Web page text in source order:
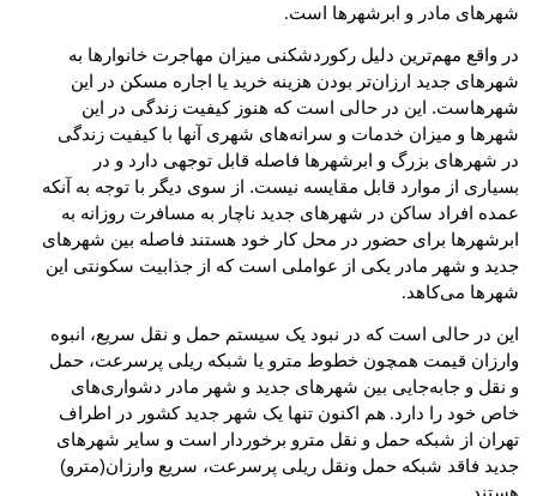
شهرهای مادر و ابرشهرها است.
در واقع مهم‌ترین دلیل رکوردشکنی میزان مهاجرت خانوارها به
شهرهای جدید ارزان‌تر بودن هزینه خرید یا اجاره مسکن در این
شهرهاست. این در حالی است که هنوز کیفیت زندگی در این
شهرها و میزان خدمات و سرانه‌های شهری آنها با کیفیت زندگی
در شهرهای بزرگ و ابرشهرها فاصله قابل توجهی دارد و در
بسیاری از موارد قابل مقایسه نیست. از سوی دیگر با توجه به آنکه
عمده افراد ساکن در شهرهای جدید ناچار به مسافرت روزانه به
ابرشهرها برای حضور در محل کار خود هستند فاصله بین شهرهای
جدید و شهر مادر یکی از عواملی است که از جذابیت سکونتی این
شهرها می‌کاهد.
این در حالی است که در نبود یک سیستم حمل و نقل سریع، انبوه
وارزان قیمت همچون خطوط مترو یا شبکه ریلی پرسرعت، حمل
و نقل و جابه‌جایی بین شهرهای جدید و شهر مادر دشواری‌های
خاص خود را دارد. هم اکنون تنها یک شهر جدید کشور در اطراف
تهران از شبکه حمل و نقل مترو برخوردار است و سایر شهرهای
جدید فاقد شبکه حمل ونقل ریلی پرسرعت، سریع وارزان(مترو)